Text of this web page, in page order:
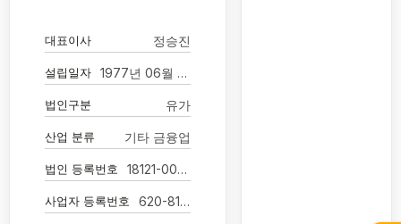
대표이사 정승진
설립일자 1977년 06월 15일
법인구분 유가
산업 분류 기타 금융업
법인 등록번호 18121-0000906
사업자 등록번호 620-81-00410